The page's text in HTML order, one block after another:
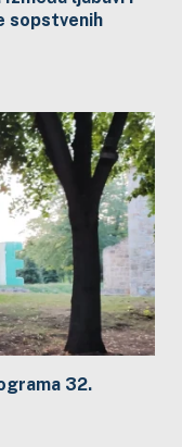
sopstvenih
32.